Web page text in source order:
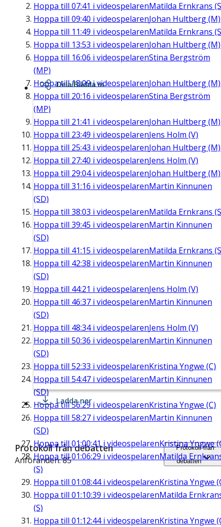
Hoppa till 07:41 i videospelarenMatilda Ernkrans
Hoppa till 09:40 i videospelarenJohan Hultberg (M)
Hoppa till 11:49 i videospelarenMatilda Ernkrans
Hoppa till 13:53 i videospelarenJohan Hultberg (M)
Hoppa till 16:06 i videospelarenStina Bergström
(MP)
Hoppa till18:09i videospelarenJohan Hultberg (M)
Hoppa till 20:16 i videospelarenStina Bergström
(MP)
Hoppa till 21:41 i videospelarenJohan Hultberg (M)
Hoppa till 23:49 i videospelarenJens Holm (V)
Hoppa till 25:43 i videospelarenJohan Hultberg (M)
Hoppa till 27:40 i videospelarenJens Holm (V)
Hoppa till 29:04i videospelarenJohan Hultberg (M)
Hoppa till 31:16 i videospelarenMartin Kinnunen
(SD)
Hoppa till 38:03 i videospelarenMatilda Ernkrans
Hoppa till 39:45 i videospelarenMartin Kinnunen
(SD)
Hoppa till 41:15 i videospelarenMatilda Ernkrans
Hoppa till 42:38 i videospelarenMartin Kinnunen
(SD)
Hoppa till 44:21 i videospelarenJens Holm (V)
Hoppa till 46:37 i videospelarenMartin Kinnunen
(SD)
Hoppa till 48:34i videospelarenJens Holm (V)
Hoppa till 50:36 i videospelarenMartin Kinnunen
(SD)
Hoppa till 52:33 i videospelarenKristina Yngwe (C)
Hoppa till 54:47 i videospelarenMartin Kinnunen
(SD)
Hoppa till56:29 i videospelarenKristina Yngwe (C)
Hoppa till 58:27 i videospelarenMartin Kinnunen
(SD)
Hoppa till 01:00:41 i videospelarenKristina Yngwe
Hoppa till01:06:29 i videospelarenMatilda
(S)
Hoppa till 01:08:44i videospelarenKristina Yngwe
Hoppa till 01:10:39 i videospelarenMatilda
(S)
Hoppa till 01:12:44i videospelarenKristina Yngwe
Dela/Bädda in
Ladda ner
Protokoll från debatten
Anföranden: 85
Protokoll från
debatten